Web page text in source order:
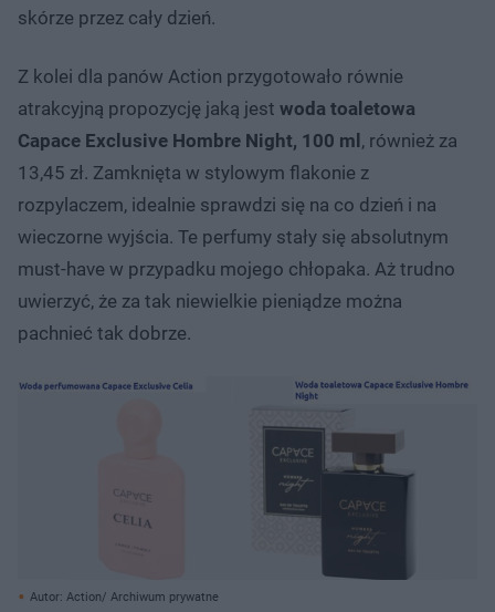
skórze przez cały dzień.
Z kolei dla panów Action przygotowało równie
atrakcyjną propozycję jaką jest woda toaletowa
Capace Exclusive Hombre Night, 100 ml, również za
13,45 zł. Zamknięta w stylowym flakonie z
rozpylaczem, idealnie sprawdzi się na co dzień i na
wieczorne wyjścia. Te perfumy stały się absolutnym
must-have w przypadku mojego chłopaka. Aż trudno
uwierzyć, że za tak niewielkie pieniądze można
pachnieć tak dobrze.
Autor: Action/ Archiwum prywatne